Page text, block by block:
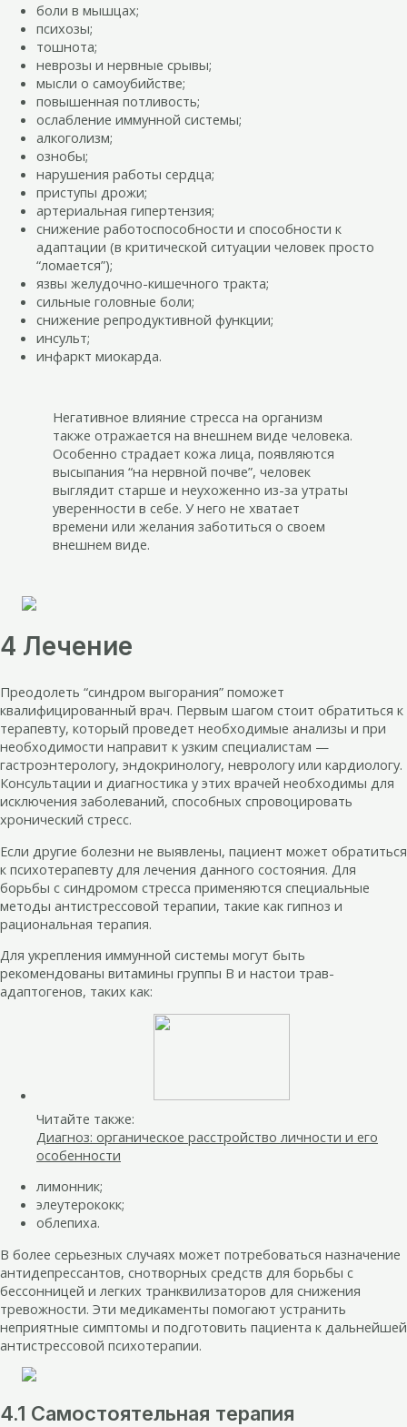
боли в мышцах;
психозы;
тошнота;
неврозы и нервные срывы;
мысли о самоубийстве;
повышенная потливость;
ослабление иммунной системы;
алкоголизм;
ознобы;
нарушения работы сердца;
приступы дрожи;
артериальная гипертензия;
снижение работоспособности и способности к
адаптации (в критической ситуации человек просто
“ломается”);
язвы желудочно-кишечного тракта;
сильные головные боли;
снижение репродуктивной функции;
инсульт;
инфаркт миокарда.
Негативное влияние стресса на организм
также отражается на внешнем виде человека.
Особенно страдает кожа лица, появляются
высыпания “на нервной почве”, человек
выглядит старше и неухоженно из-за утраты
уверенности в себе. У него не хватает
времени или желания заботиться о своем
внешнем виде.
4 Лечение
Преодолеть “синдром выгорания” поможет
квалифицированный врач. Первым шагом стоит обратиться к
терапевту, который проведет необходимые анализы и при
необходимости направит к узким специалистам —
гастроэнтерологу, эндокринологу, неврологу или кардиологу.
Консультации и диагностика у этих врачей необходимы для
исключения заболеваний, способных спровоцировать
хронический стресс.
Если другие болезни не выявлены, пациент может обратиться
к психотерапевту для лечения данного состояния. Для
борьбы с синдромом стресса применяются специальные
методы антистрессовой терапии, такие как гипноз и
рациональная терапия.
Для укрепления иммунной системы могут быть
рекомендованы витамины группы В и настои трав-
адаптогенов, таких как:
Читайте также:
Диагноз: органическое расстройство личности и его
особенности
лимонник;
элеутерококк;
облепиха.
В более серьезных случаях может потребоваться назначение
антидепрессантов, снотворных средств для борьбы с
бессонницей и легких транквилизаторов для снижения
тревожности. Эти медикаменты помогают устранить
неприятные симптомы и подготовить пациента к дальнейшей
антистрессовой психотерапии.
4.1 Самостоятельная терапия